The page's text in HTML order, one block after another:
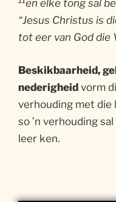
en elke tong sal
“Jesus Christus is
tot eer van God die
Beskikbaarheid,
nederigheid vorm
verhouding met die
so ’n verhouding
leer ken.